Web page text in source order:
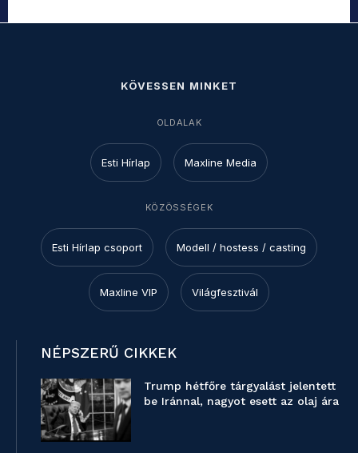
KÖVESSEN MINKET
OLDALAK
Esti Hírlap Maxline Media
KÖZÖSSÉGEK
Esti Hírlap csoport Modell / hostess / casting
Maxline VIP Világfesztivál
NÉPSZERŰ CIKKEK
Trump hétfőre tárgyalást jelentett
be Iránnal, nagyot esett az olaj ára